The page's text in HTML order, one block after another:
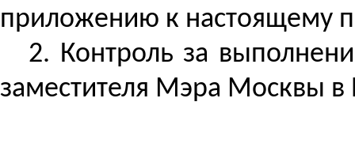
приложению к настоящему
2. Контроль за
заместителя Мэра Москвы